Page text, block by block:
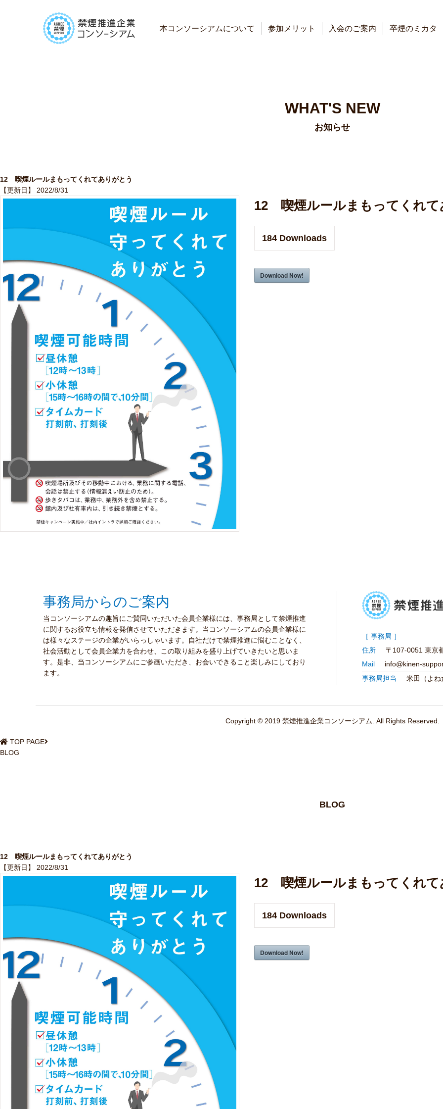
本コンソーシアムについて 参加メリット 入会のご案内 卒煙のミカタ
WHAT'S NEW
お知らせ
12 喫煙ルールまもってくれてありがとう
【更新日】 2022/8/31
12 喫煙ルールまもってくれて
184Downloads
Download Now!
事務局からのご案内
当コンソーシアムの趣旨にご賛同いただいた会員企業様には、事務局として禁煙推進
に関するお役立ち情報を発信させていただきます。当コンソーシアムの会員企業様に
は様々なステージの企業がいらっしゃいます。自社だけで禁煙推進に悩むことなく、
社会活動として会員企業力を合わせ、この取り組みを盛り上げていきたいと思いま
す。是非、当コンソーシアムにご参画いただき、お会いできること楽しみにしており
ます。
［ 事務局 ］
住所
〒107-0051 東京
Mail
info@kinen-
事務局担当
米田（よね
Copyright © 2019 禁煙推進企業コンソーシアム. All Rights Reserved.
TOP PAGE
BLOG
BLOG
12 喫煙ルールまもってくれてありがとう
【更新日】 2022/8/31
12 喫煙ルールまもってくれて
184Downloads
Download Now!